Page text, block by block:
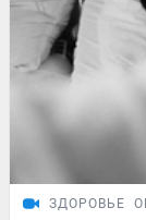
ЗДОРОВЬЕ